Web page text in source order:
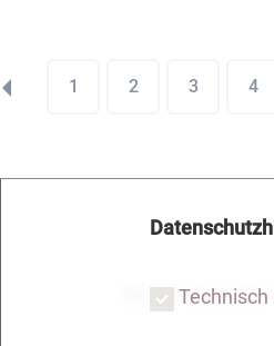
1 2 3 4
Notar